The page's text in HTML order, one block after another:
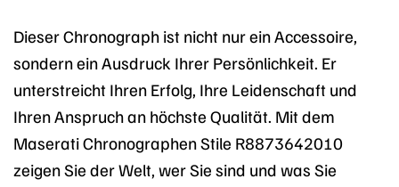
Dieser Chronograph ist nicht nur ein Accessoire,
sondern ein Ausdruck Ihrer Persönlichkeit. Er
unterstreicht Ihren Erfolg, Ihre Leidenschaft und
Ihren Anspruch an höchste Qualität. Mit dem
Maserati Chronographen Stile R8873642010
zeigen Sie der Welt, wer Sie sind und was Sie